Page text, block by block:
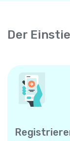
Der